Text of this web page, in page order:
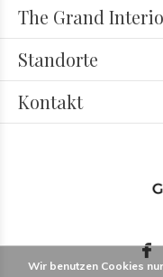
The Grand
Standorte
Kontakt
Wir benutzen Cookies